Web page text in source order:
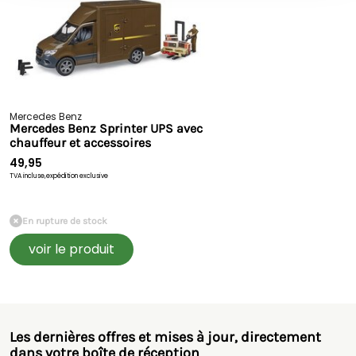
Mercedes Benz
Mercedes Benz Sprinter UPS avec
chauffeur et accessoires
49,95
TVA incluse,expédition exclusive
En rupture de stock
voir le produit
Les dernières offres et mises à jour, directement